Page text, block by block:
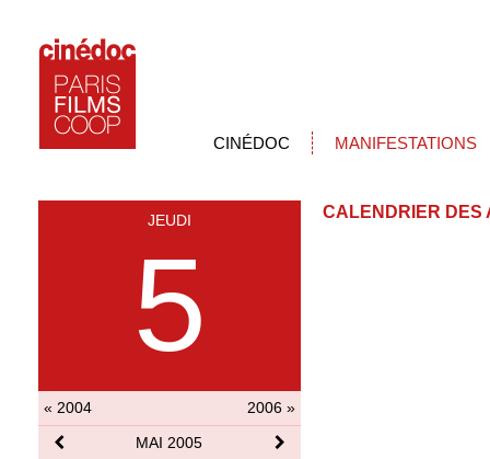
CINÉDOC MANIFESTATIONS
JEUDI
5
« 2004
2006 »
MAI 2005
CALENDRIER DES